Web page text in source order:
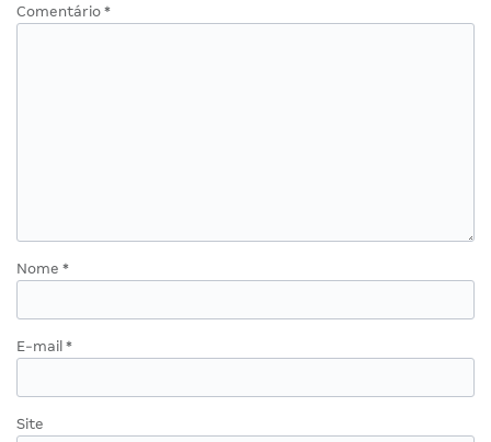
Comentário *
Nome *
E-mail *
Site